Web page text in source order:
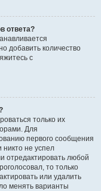
ответа?
добавить количество
с
только их
Для
первого сообщения
никто не успел
отредактировать любой
то только
или удалить
менять варианты